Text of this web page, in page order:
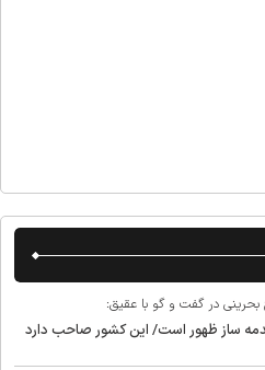
در گفت و گو با عقیق:
ساز ظهور است/ این کشور صاحب دارد